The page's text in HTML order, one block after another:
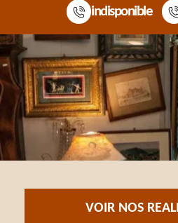
indisponible
VOIR NOS